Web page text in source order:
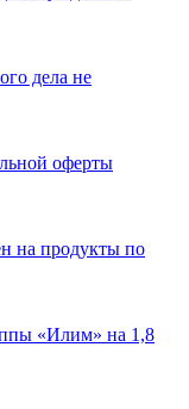
дела не
оферты
на продукты по
«Илим» на 1,8